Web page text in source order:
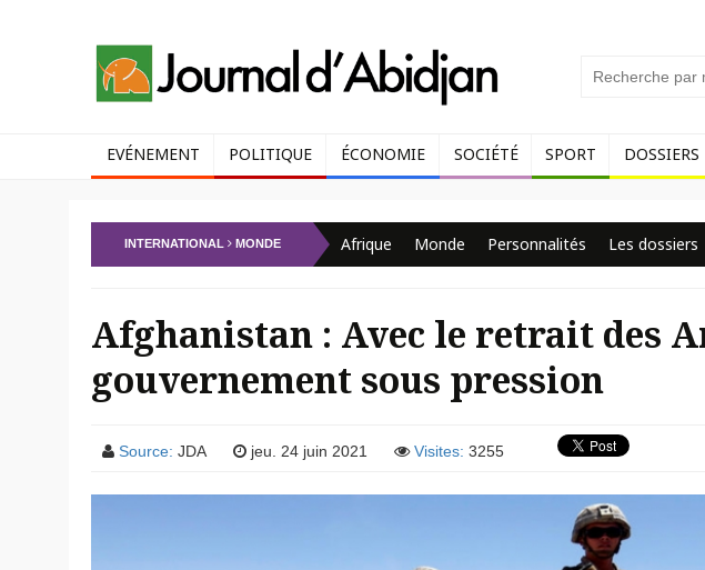
EVÉNEMENT POLITIQUE ÉCONOMIE SOCIÉTÉ SPORT DOSSIERS
INTERNATIONAL MONDE Afrique Monde Personnalités Les dossiers
Afghanistan : Avec le retrait des
gouvernement sous pression
Source: JDA jeu. 24 juin 2021 Visites: 3255